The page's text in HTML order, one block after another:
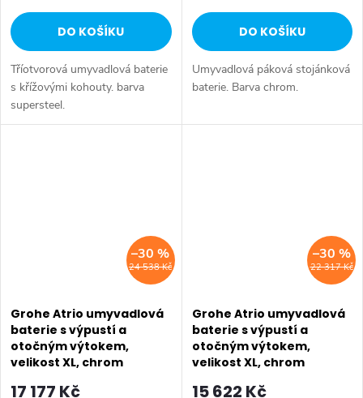
DO KOŠÍKU
Tříotvorová umyvadlová baterie
s křížovými kohouty. barva
supersteel.
DO KOŠÍKU
Umyvadlová páková stojánková
baterie. Barva chrom.
24 538 Kč
–30 %
Grohe Atrio umyvadlová
baterie s výpustí a
otočným výtokem,
velikost XL, chrom
17 177 Kč
22 317 Kč
–30 %
Grohe Atrio umyvadlová
baterie s výpustí a
otočným výtokem,
velikost XL, chrom
15 622 Kč